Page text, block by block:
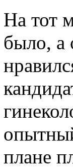
На тот
было, а
плане